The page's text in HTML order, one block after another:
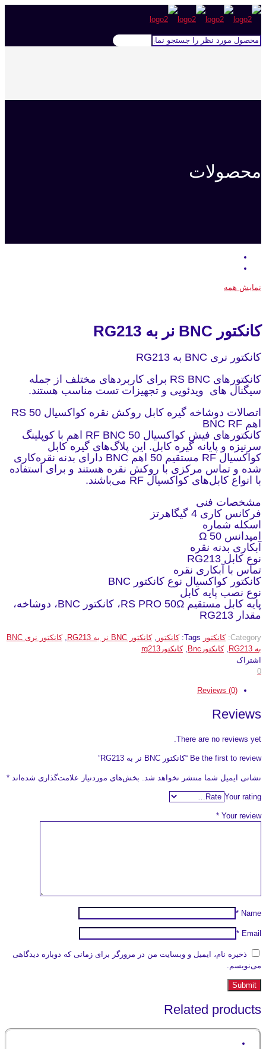
محصولات
نمایش همه
کانکتور BNC نر به RG213
کانکتور نری BNC به RG213
کانکتورهای RS BNC برای کاربردهای مختلف از جمله
سیگنال های ویدئویی و تجهیزات تست مناسب هستند.
اتصالات دوشاخه گیره کابل روکش نقره کواکسیال RS 50
اهم BNC RF
کانکتورهای فیش کواکسیال RF BNC 50 اهم با کوپلینگ
سرنیزه و پایانه گیره کابل. این پلاگ‌های گیره کابل
کواکسیال RF مستقیم 50 اهم BNC دارای بدنه نقره‌کاری
شده و تماس مرکزی با روکش نقره هستند و برای استفاده
با انواع کابل‌های کواکسیال RF می‌باشند.
مشخصات فنی
فرکانس کاری 4 گیگاهرتز
اسکله شماره
امپدانس 50 Ω
آبکاری بدنه نقره
نوع کابل RG213
تماس با آبکاری نقره
کانکتور کواکسیال نوع کانکتور BNC
نوع نصب پایه کابل
پایه کابل مستقیم RS PRO 50Ω، کانکتور BNC، دوشاخه،
مقدار RG213
Category: کانکتور Tags: کانکتور ,کانکتور BNC نر به RG213 ,
کانکتور نری BNC
به RG213
,کانکتورBnc ,کانکتورrg213
اشتراک
0
Reviews (0)
Reviews
There are no reviews yet.
Be the first to review “کانکتور BNC نر به RG213”
نشانی ایمیل شما منتشر نخواهد شد. بخش‌های موردنیاز علامت‌گذاری شده‌اند *
Your rating
Your review
*
Name
*
Email
*
ذخیره نام، ایمیل و وبسایت من در مرورگر برای زمانی که دوباره دیدگاهی
می‌نویسم.
Related products